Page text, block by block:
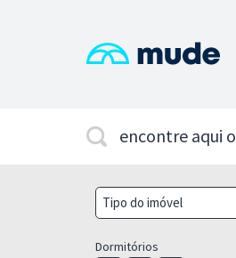
encontre aqui o
Tipo do imóvel
Dormitórios